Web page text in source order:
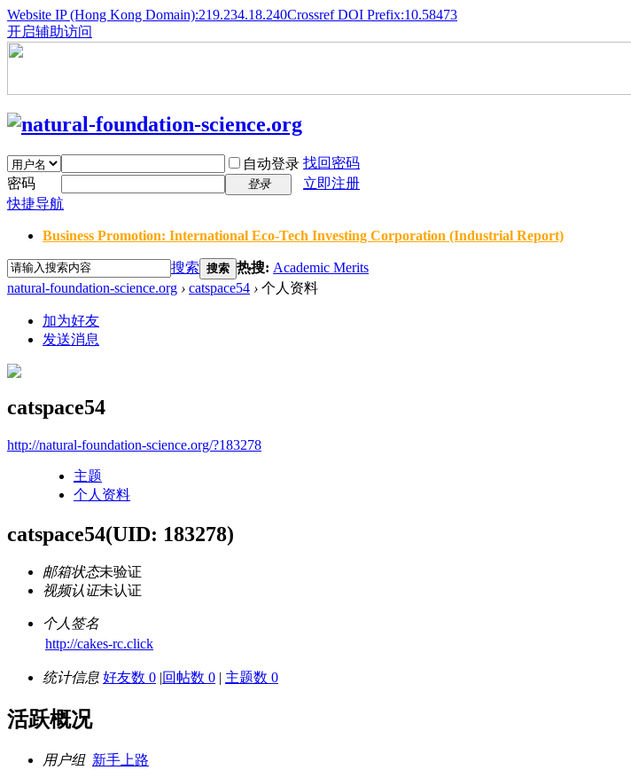
Website IP (Hong Kong Domain):219.234.18.240Crossref DOI Prefix:10.58473
开启辅助访问
自动登录 找回密码
密码
登录
立即注册
快捷导航
Business Promotion: International Eco-Tech Investing Corporation (Industrial Report)
搜索 搜索 热搜: Academic Merits
natural-foundation-science.org › catspace54 › 个人资料
加为好友
发送消息
catspace54
http://natural-foundation-science.org/?183278
主题
个人资料
catspace54(UID: 183278)
邮箱状态未验证
视频认证未认证
个人签名
http://cakes-rc.click
统计信息 好友数 0 |回帖数 0 | 主题数 0
活跃概况
用户组 新手上路